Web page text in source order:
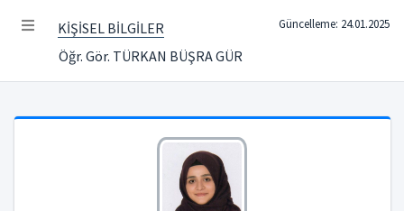
KİŞİSEL BİLGİLER
Öğr. Gör. TÜRKAN BÜŞRA GÜR
Güncelleme: 24.01.2025